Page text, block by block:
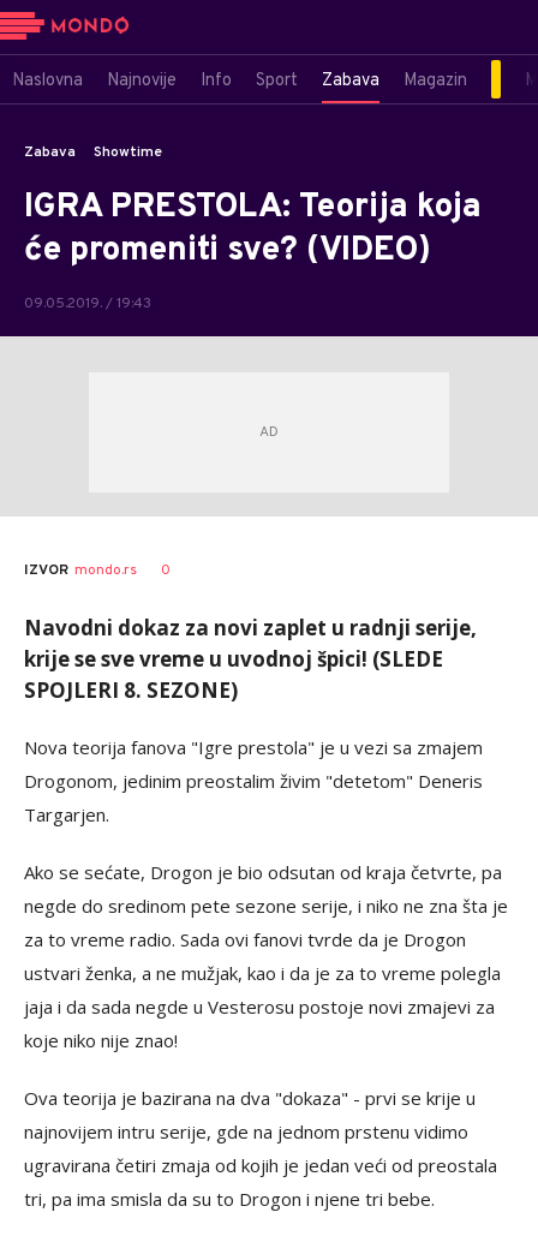
Naslovna Najnovije Info Sport Zabava Magazin
Zabava Showtime
IGRA PRESTOLA: Teorija koja
će promeniti sve? (VIDEO)
09.05.2019. / 19:43
IZVOR mondo.rs 0
Navodni dokaz za novi zaplet u radnji serije,
krije se sve vreme u uvodnoj špici! (SLEDE
SPOJLERI 8. SEZONE)
Nova teorija fanova "Igre prestola" je u vezi sa zmajem
Drogonom, jedinim preostalim živim "detetom" Deneris
Targarjen.
Ako se sećate, Drogon je bio odsutan od kraja četvrte, pa
negde do sredinom pete sezone serije, i niko ne zna šta je
za to vreme radio. Sada ovi fanovi tvrde da je Drogon
ustvari ženka, a ne mužjak, kao i da je za to vreme polegla
jaja i da sada negde u Vesterosu postoje novi zmajevi za
koje niko nije znao!
Ova teorija je bazirana na dva "dokaza" - prvi se krije u
najnovijem intru serije, gde na jednom prstenu vidimo
ugravirana četiri zmaja od kojih je jedan veći od preostala
tri, pa ima smisla da su to Drogon i njene tri bebe.